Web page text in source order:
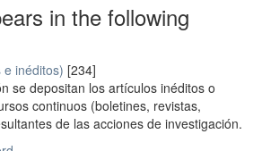
in the following
inéditos) [234]
se depositan los artículos inéditos o
continuos (boletines, revistas,
de las acciones de investigación.